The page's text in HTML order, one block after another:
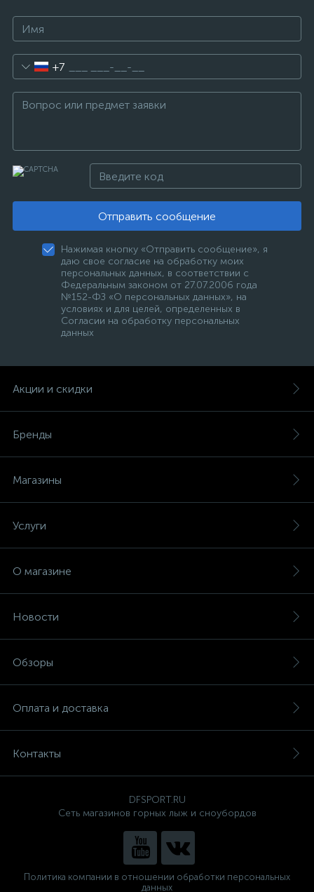
+7
Отправить сообщение
Нажимая кнопку «Отправить сообщение», я
даю свое согласие на обработку моих
персональных данных, в соответствии с
Федеральным законом от 27.07.2006 года
№152-ФЗ «О персональных данных», на
условиях и для целей, определенных в
Согласии на обработку персональных
данных
Акции и скидки
Бренды
Магазины
Услуги
О магазине
Новости
Обзоры
Оплата и доставка
Контакты
DFSPORT.RU
Сеть магазинов горных лыж и сноубордов
Политика компании в отношении обработки персональных
данных